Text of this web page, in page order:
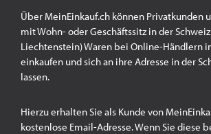
Über MeinEinkauf.ch können Privatkunden
mit Wohn- oder Geschäftssitz in der
Liechtenstein) Waren bei Online-Händlern
einkaufen und sich an ihre Adresse in der
lassen.
Hierzu erhalten Sie als Kunde von
kostenlose Email-Adresse. Wenn Sie diese